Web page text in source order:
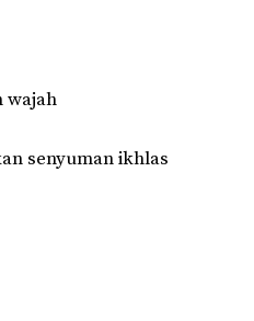
wajah
senyuman ikhlas